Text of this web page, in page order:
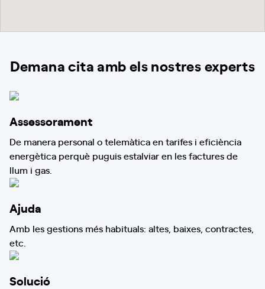
Demana cita amb els nostres experts
Assessorament
De manera personal o telemàtica en tarifes i eficiència
energètica perquè puguis estalviar en les factures de
llum i gas.
Ajuda
Amb les gestions més habituals: altes, baixes, contractes,
etc.
Solució